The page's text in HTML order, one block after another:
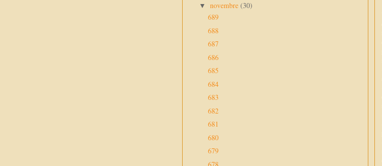
▼ novembre (30)
689
688
687
686
685
684
683
682
681
680
679